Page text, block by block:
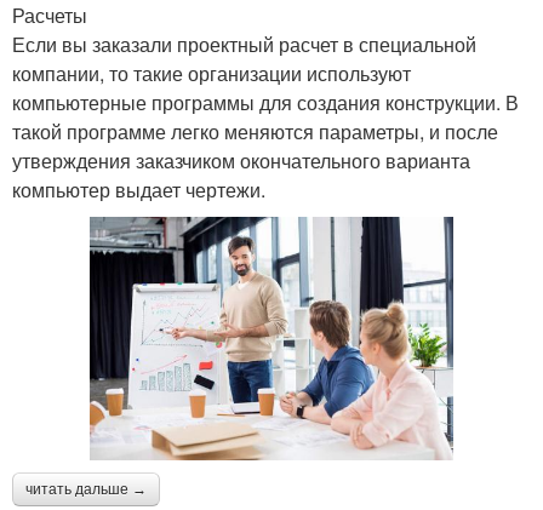
Расчеты
Если вы заказали проектный расчет в специальной
компании, то такие организации используют
компьютерные программы для создания конструкции. В
такой программе легко меняются параметры, и после
утверждения заказчиком окончательного варианта
компьютер выдает чертежи.
читать дальше →